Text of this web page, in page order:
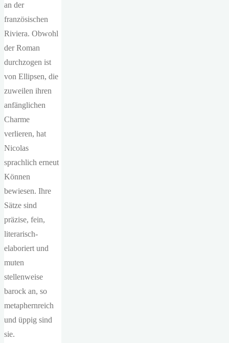
an der
französischen
Riviera. Obwohl
der Roman
durchzogen ist
von Ellipsen, die
zuweilen ihren
anfänglichen
Charme
verlieren, hat
Nicolas
sprachlich erneut
Können
bewiesen. Ihre
Sätze sind
präzise, fein,
literarisch-
elaboriert und
muten
stellenweise
barock an, so
metaphernreich
und üppig sind
sie.